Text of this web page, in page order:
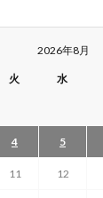
2026年8月
火 水
4 5
11 12